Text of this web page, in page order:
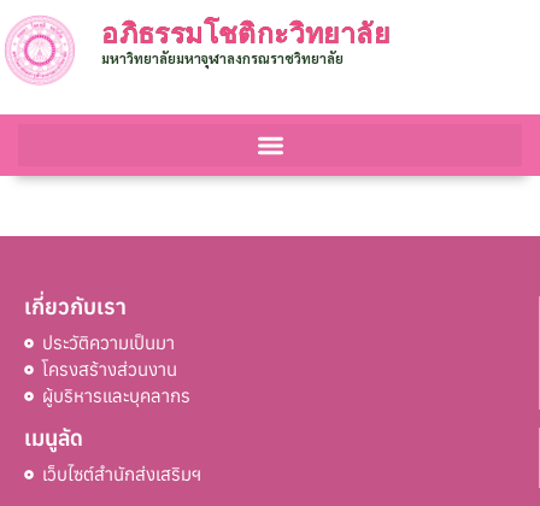
อภิธรรมโชติกะวิทยาลัย
มหาวิทยาลัยมหาจุฬาลงกรณราชวิทยาลัย
เกี่ยวกับเรา
ประวัติความเป็นมา
โครงสร้างส่วนงาน
ผู้บริหารและบุคลากร
เมนูลัด
เว็บไซต์สำนักส่งเสริมฯ